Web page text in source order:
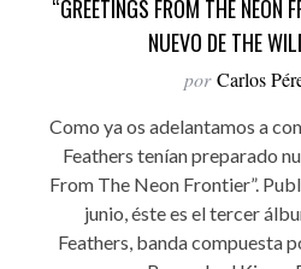
“GREETINGS FROM THE NEON
NUEVO DE THE
por Carlos
Como ya os adelantamos a
Feathers tenían preparado
From The Neon Frontier”.
junio, éste es el tercer
Feathers, banda compuesta